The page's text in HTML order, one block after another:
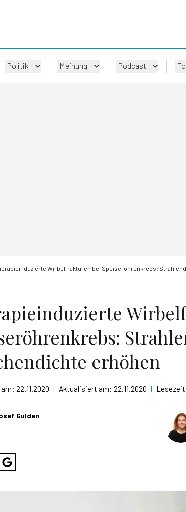
Politik Meinung Podcast
Wirbelfrakturen bei Speiseröhrenkrebs:
erhöhen
22.11.2020 | Aktualisiert am: 22.11.2020 |
Gulden